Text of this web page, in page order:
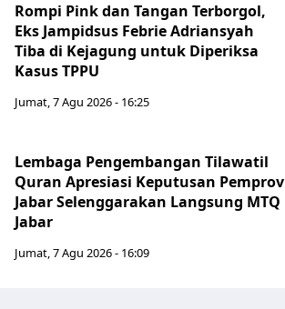
Rompi Pink dan Tangan Terborgol,
Eks Jampidsus Febrie Adriansyah
Tiba di Kejagung untuk Diperiksa
Kasus TPPU
Jumat, 7 Agu 2026 - 16:25
Lembaga Pengembangan Tilawatil
Quran Apresiasi Keputusan Pemprov
Jabar Selenggarakan Langsung MTQ
Jabar
Jumat, 7 Agu 2026 - 16:09